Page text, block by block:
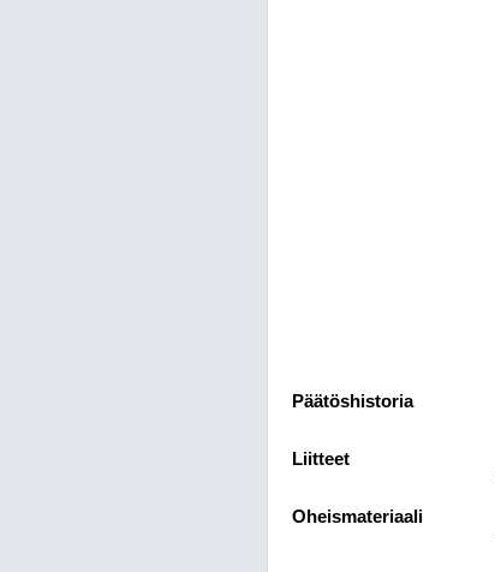
Päätöshistoria
Liitteet
Oheismateriaali